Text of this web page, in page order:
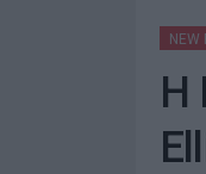
NEW
Η